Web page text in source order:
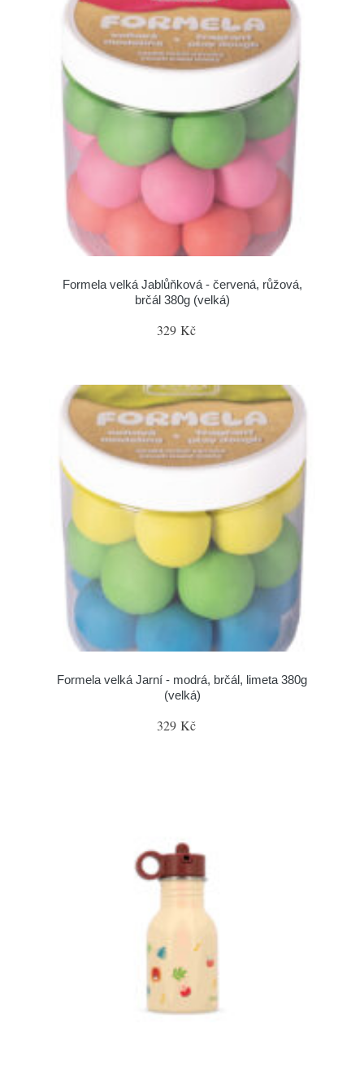
Formela velká Jablůňková - červená, růžová,
brčál 380g (velká)
329 Kč
Formela velká Jarní - modrá, brčál, limeta 380g
(velká)
329 Kč